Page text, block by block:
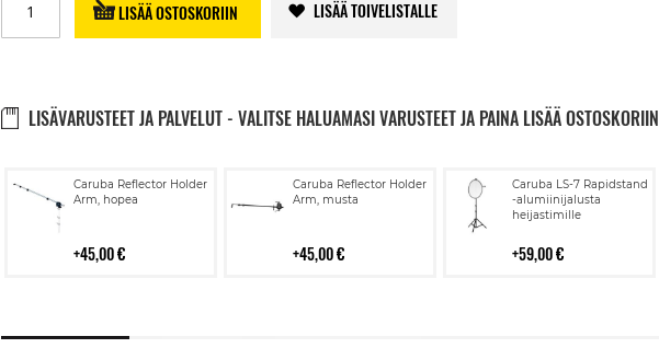
LISÄÄ OSTOSKORIIN LISÄÄ TOIVELISTALLE
LISÄVARUSTEET JA PALVELUT - VALITSE HALUAMASI VARUSTEET JA PAINA LISÄÄ OSTOSKORIIN
Caruba Reflector Holder
Arm, hopea
45,00 €
Lisää
ostoskoriin
Caruba Reflector Holder
Arm, musta
45,00 €
Lisää
ostoskoriin
Caruba LS-7 Rapidstand
-alumiinijalusta
heijastimille
59,00 €
Lisää
ostoskoriin